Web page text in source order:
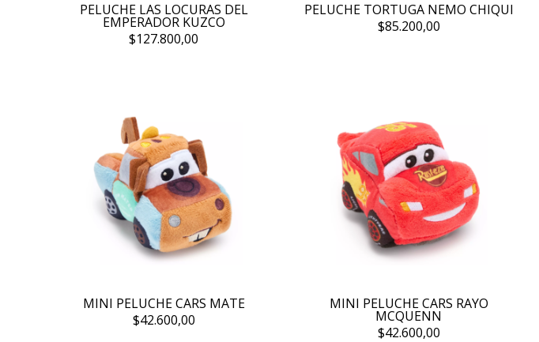
PELUCHE LAS LOCURAS DEL
EMPERADOR KUZCO
$127.800,00
PELUCHE TORTUGA NEMO CHIQUI
$85.200,00
MINI PELUCHE CARS MATE
$42.600,00
MINI PELUCHE CARS RAYO
MCQUENN
$42.600,00